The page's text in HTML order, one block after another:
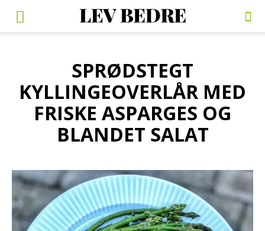
SPRØDSTEGT
KYLLINGEOVERLÅR MED
FRISKE ASPARGES OG
BLANDET SALAT